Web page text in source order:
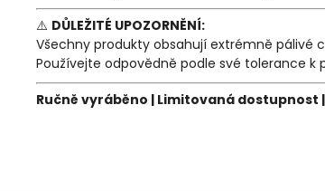
⚠️ DŮLEŽITÉ UPOZORNĚNÍ:
Všechny produkty obsahují extrémně pálivé
Používejte odpovědně podle své tolerance k
Ručně vyráběno | Limitovaná dostupnost